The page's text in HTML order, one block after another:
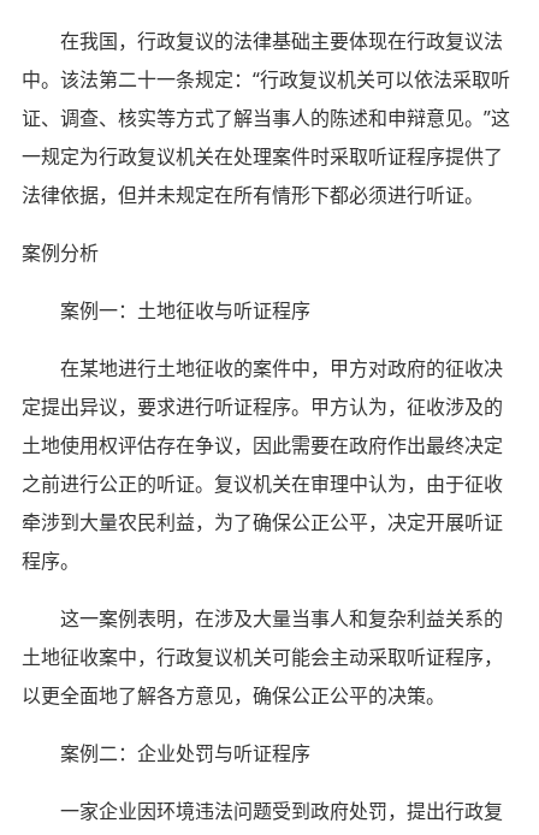
在我国，行政复议的法律基础主要体现在行政复议法
中。该法第二十一条规定：“行政复议机关可以依法采取听
证、调查、核实等方式了解当事人的陈述和申辩意见。”这
一规定为行政复议机关在处理案件时采取听证程序提供了
法律依据，但并未规定在所有情形下都必须进行听证。
案例分析
案例一：土地征收与听证程序
在某地进行土地征收的案件中，甲方对政府的征收决
定提出异议，要求进行听证程序。甲方认为，征收涉及的
土地使用权评估存在争议，因此需要在政府作出最终决定
之前进行公正的听证。复议机关在审理中认为，由于征收
牵涉到大量农民利益，为了确保公正公平，决定开展听证
程序。
这一案例表明，在涉及大量当事人和复杂利益关系的
土地征收案中，行政复议机关可能会主动采取听证程序，
以更全面地了解各方意见，确保公正公平的决策。
案例二：企业处罚与听证程序
一家企业因环境违法问题受到政府处罚，提出行政复